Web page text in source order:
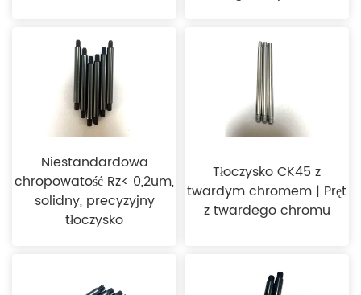
Niestandardowa
chropowatość Rz< 0,2um,
solidny, precyzyjny
tłoczysko
Tłoczysko CK45 z
twardym chromem | Pręt
z twardego chromu